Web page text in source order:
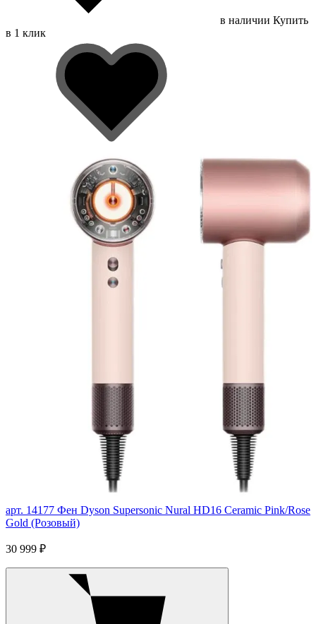
в наличии Купить
в 1 клик
арт. 14177 Фен Dyson Supersonic Nural HD16 Ceramic Pink/Rose
Gold (Розовый)
30 999 ₽